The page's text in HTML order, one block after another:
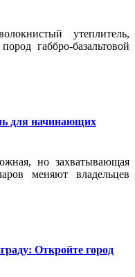
утеплитель,
габбро-базальтовой
для начинающих
но захватывающая
меняют владельцев
Откройте город